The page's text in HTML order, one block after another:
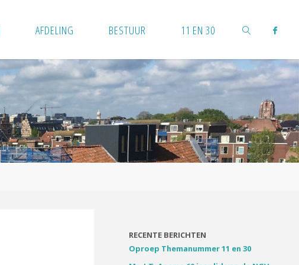
AFDELING BESTUUR 11 EN 30
ZOEKEN
RECENTE BERICHTEN
Oproep Themanummer 11 en 30